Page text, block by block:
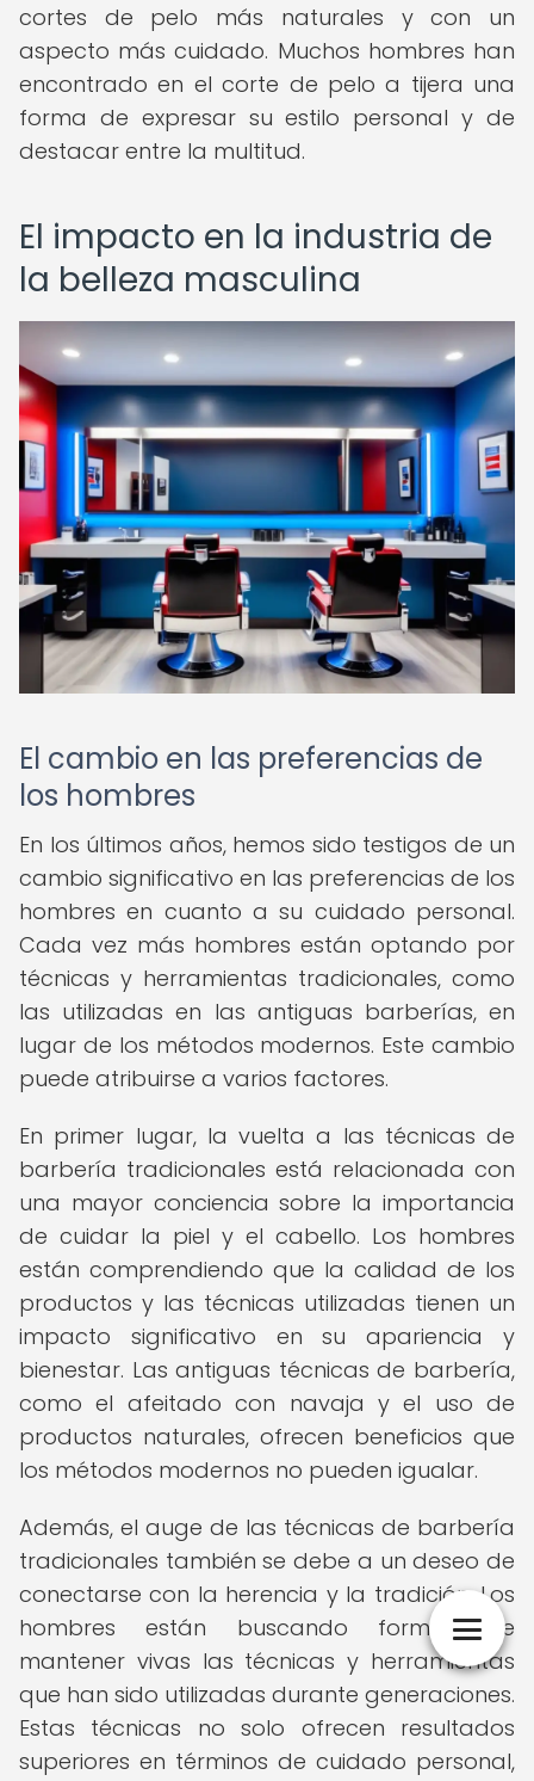
cortes de pelo más naturales y con un
aspecto más cuidado. Muchos hombres han
encontrado en el corte de pelo a tijera una
forma de expresar su estilo personal y de
destacar entre la multitud.
El impacto en la industria de
la belleza masculina
El cambio en las preferencias de
los hombres
En los últimos años, hemos sido testigos de un
cambio significativo en las preferencias de los
hombres en cuanto a su cuidado personal.
Cada vez más hombres están optando por
técnicas y herramientas tradicionales, como
las utilizadas en las antiguas barberías, en
lugar de los métodos modernos. Este cambio
puede atribuirse a varios factores.
En primer lugar, la vuelta a las técnicas de
barbería tradicionales está relacionada con
una mayor conciencia sobre la importancia
de cuidar la piel y el cabello. Los hombres
están comprendiendo que la calidad de los
productos y las técnicas utilizadas tienen un
impacto significativo en su apariencia y
bienestar. Las antiguas técnicas de barbería,
como el afeitado con navaja y el uso de
productos naturales, ofrecen beneficios que
los métodos modernos no pueden igualar.
Además, el auge de las técnicas de barbería
tradicionales también se debe a un deseo de
conectarse con la herencia y la tradición. Los
hombres están buscando formas de
mantener vivas las técnicas y herramientas
que han sido utilizadas durante generaciones.
Estas técnicas no solo ofrecen resultados
superiores en términos de cuidado personal,